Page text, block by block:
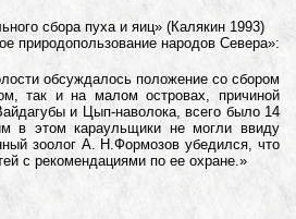
сбора пуха и яиц» (Калякин 1993)
природопользование народов Севера»:
обсуждалось положение со сбором
так и на малом островах, причиной
и Цып-наволока, всего было 14
в этом караульщики не могли ввиду
зоолог А. Н.Формозов убедился, что
с рекомендациями по ее охране.»